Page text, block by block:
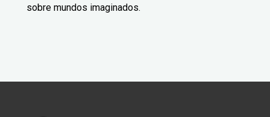
sobre mundos imaginados.